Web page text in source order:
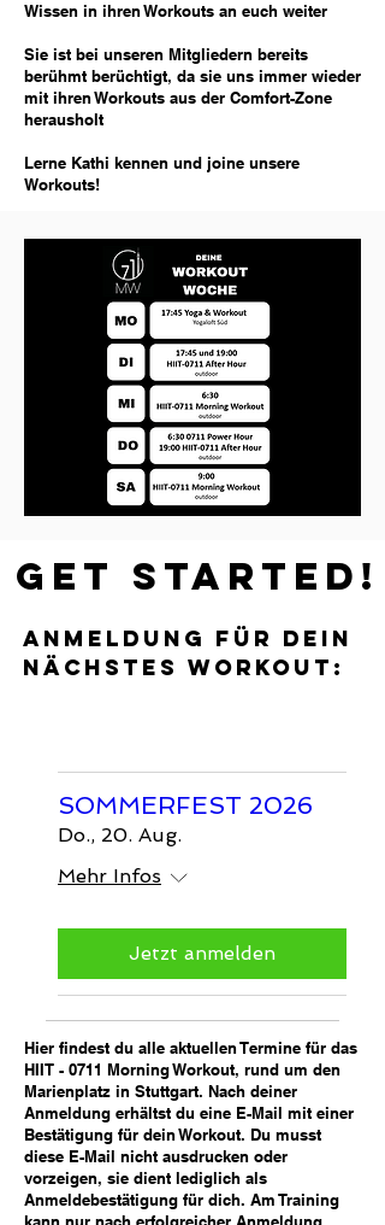
Wissen in ihren Workouts an euch weiter
Sie ist bei unseren Mitgliedern bereits
berühmt berüchtigt, da sie uns immer wieder
mit ihren Workouts aus der Comfort-Zone
herausholt
Lerne Kathi kennen und joine unsere
Workouts!
GET STARTED!
ANMELDUNG FÜR DEIN
NÄCHSTES WORKOUT:
SOMMERFEST 2026
Do., 20. Aug.
Mehr Infos
Jetzt anmelden
Hier findest du alle aktuellen Termine für das
HIIT - 0711 Morning Workout, rund um den
Marienplatz in Stuttgart. Nach deiner
Anmeldung erhältst du eine E-Mail mit einer
Bestätigung für dein Workout. Du musst
diese E-Mail nicht ausdrucken oder
vorzeigen, sie dient lediglich als
Anmeldebestätigung für dich. Am Training